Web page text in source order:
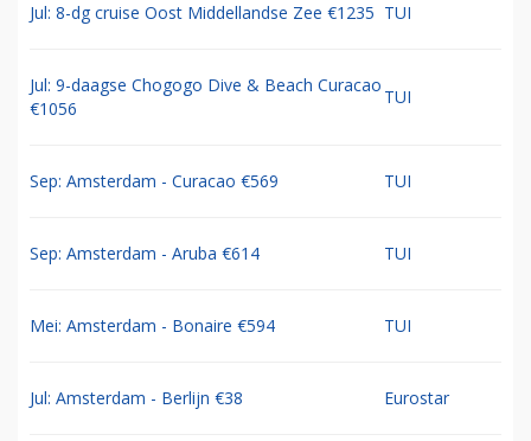
Jul: 8-dg cruise Oost Middellandse Zee €1235 TUI
Jul: 9-daagse Chogogo Dive & Beach Curacao
€1056
TUI
Sep: Amsterdam - Curacao €569 TUI
Sep: Amsterdam - Aruba €614 TUI
Mei: Amsterdam - Bonaire €594 TUI
Jul: Amsterdam - Berlijn €38 Eurostar